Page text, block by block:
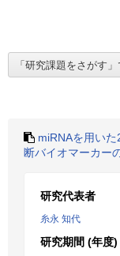
miRNAを用い
断バイオマーカー
研究代表者
糸永 知代
研究期間 (年度)